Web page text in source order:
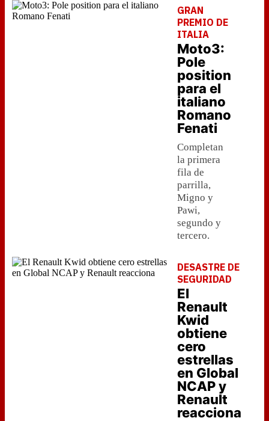
GRAN
PREMIO DE
ITALIA
Moto3:
Pole
position
para el
italiano
Romano
Fenati
Completan
la primera
fila de
parrilla,
Migno y
Pawi,
segundo y
tercero.
DESASTRE DE
SEGURIDAD
El
Renault
Kwid
obtiene
cero
estrellas
en Global
NCAP y
Renault
reacciona